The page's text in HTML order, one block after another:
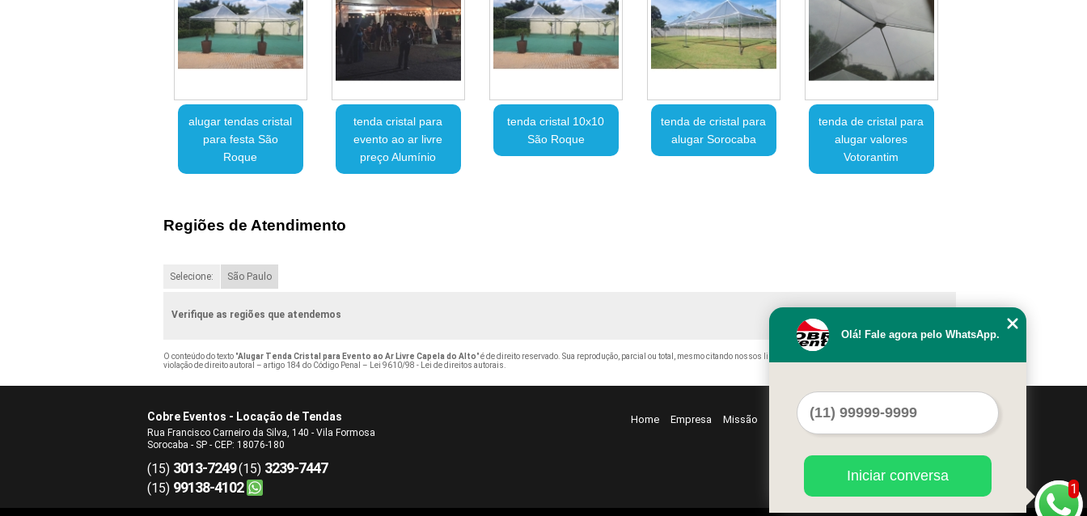
alugar tendas cristal
para festa São
Roque
tenda cristal para
evento ao ar livre
preço Alumínio
tenda cristal 10x10
São Roque
tenda de cristal para
alugar Sorocaba
tenda de cristal para
alugar valores
Votorantim
Regiões de Atendimento
Selecione: São Paulo
Verifique as regiões que atendemos
O conteúdo do texto "Alugar Tenda Cristal para Evento ao Ar Livre Capela do Alto" é de direito reservado. Sua reprodução, parcial ou total, mesmo citando nossos links, é proibida sem a autorização do autor. Crime de
violação de direito autoral – artigo 184 do Código Penal – Lei 9610/98 - Lei de direitos autorais.
Cobre Eventos - Locação de Tendas
Rua Francisco Carneiro da Silva, 140 - Vila Formosa
Sorocaba - SP - CEP: 18076-180
(15) 3013-7249(15) 3239-7447
(15) 99138-4102
Home Empresa Missão Serviços Contato Mapa do site
1
Olá! Fale agora pelo WhatsApp.
Iniciar conversa